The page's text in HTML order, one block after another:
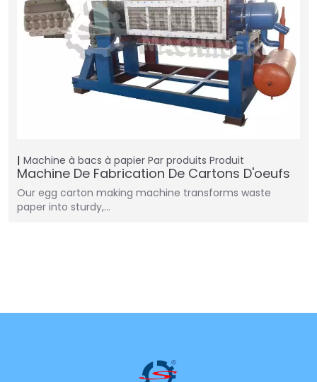
Machine à bacs à papier Par produits Produit
Machine De Fabrication De Cartons D'oeufs
Our egg carton making machine transforms waste
paper into sturdy,…